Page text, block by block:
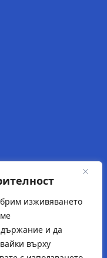
изживяването
и да
върху